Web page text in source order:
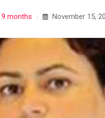
9 months November 15,